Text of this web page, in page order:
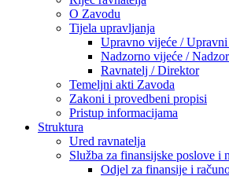
O Zavodu
Tijela upravljanja
Upravno vijeće /
Nadzorno vijeće /
Ravnatelj / Direktor
Temeljni akti Zavoda
Zakoni i provedbeni propisi
Pristup informacijama
Struktura
Ured ravnatelja
Služba za finansijske poslove i
Odjel za finansije i